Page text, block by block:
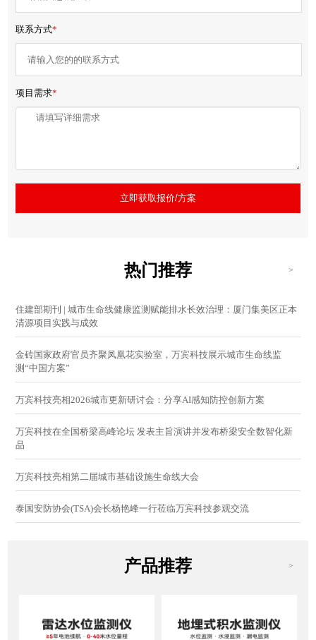
联系方式*
项目需求*
立即获取报价/方案
热门推荐 >
住建部期刊 | 城市生命线健康监测赋能排水长效治理：厦门集美区正本
清源项目实践与成效
金砖国家政府官员齐聚凤凰花实验室，万宾科技展示城市生命线监
测“中国方案”
万宾科技亮相2026城市更新研讨会：分享AI感知防控创新方案
万宾科技在全国桥梁高峰论坛 发表主旨演讲并发布桥梁安全数智化新
品
万宾科技亮相第二届城市基础设施生命线大会
泰国安防协会(TSA)会长杨艳峰一行莅临万宾科技参观交流
产品推荐 >